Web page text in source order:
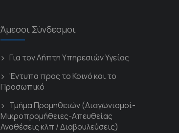
Άμεσοι Σύνδεσμοι
Για τον Λήπτη Υπηρεσιών Υγείας
'Εντυπα προς το Κοινό και το
Προσωπικό
Τμήμα Προμηθειών (Διαγωνισμοί-
Μικροπρομήθειες-Απευθείας
Αναθέσεις κλπ / Διαβουλεύσεις)